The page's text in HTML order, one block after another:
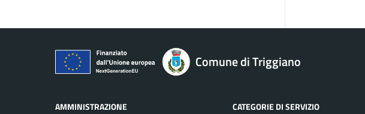
Comune di Triggiano
AMMINISTRAZIONE CATEGORIE DI SERVIZIO